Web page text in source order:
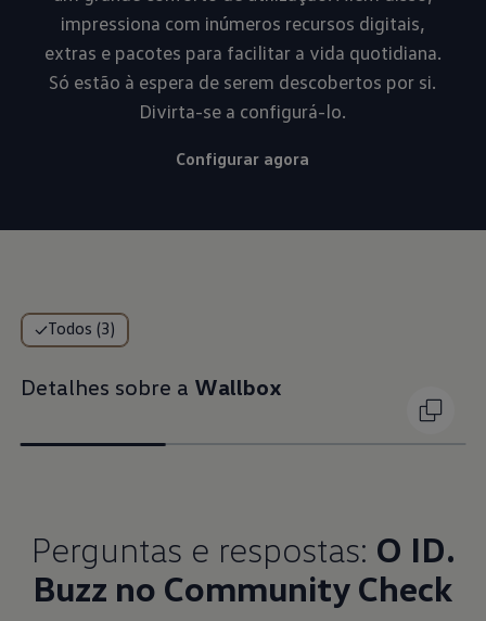
impressiona com inúmeros recursos digitais,
extras e pacotes para facilitar a vida quotidiana.
Só estão à espera de serem descobertos por si.
Divirta-se a configurá-lo.
Configurar agora
Todos (3)
Detalhes sobre a Wallbox
Perguntas e respostas: O ID.
Buzz no Community Check